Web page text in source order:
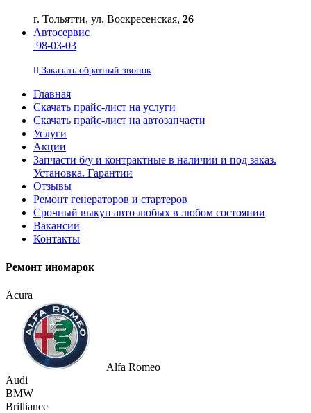
г. Тольятти, ул. Воскресенская, 26
Автосервис
98-03-03
Заказать обратный звонок
Главная
Скачать прайс-лист на услуги
Скачать прайс-лист на автозапчасти
Услуги
Акции
Запчасти б/у и контрактные в наличии и под заказ.
Установка. Гарантии
Отзывы
Ремонт генераторов и стартеров
Cрочный выкуп авто любых в любом состоянии
Вакансии
Контакты
Ремонт иномарок
Acura
Alfa Romeo
Audi
BMW
Brilliance